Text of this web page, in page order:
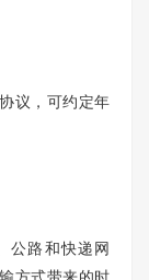
议，可约定年
路和快递网